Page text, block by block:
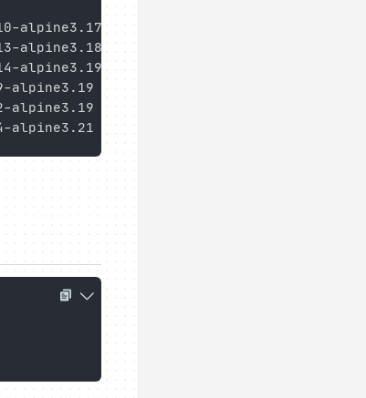
alpine3.17
alpine3.18-o
alpine3.19
alpine3.19
alpine3.19